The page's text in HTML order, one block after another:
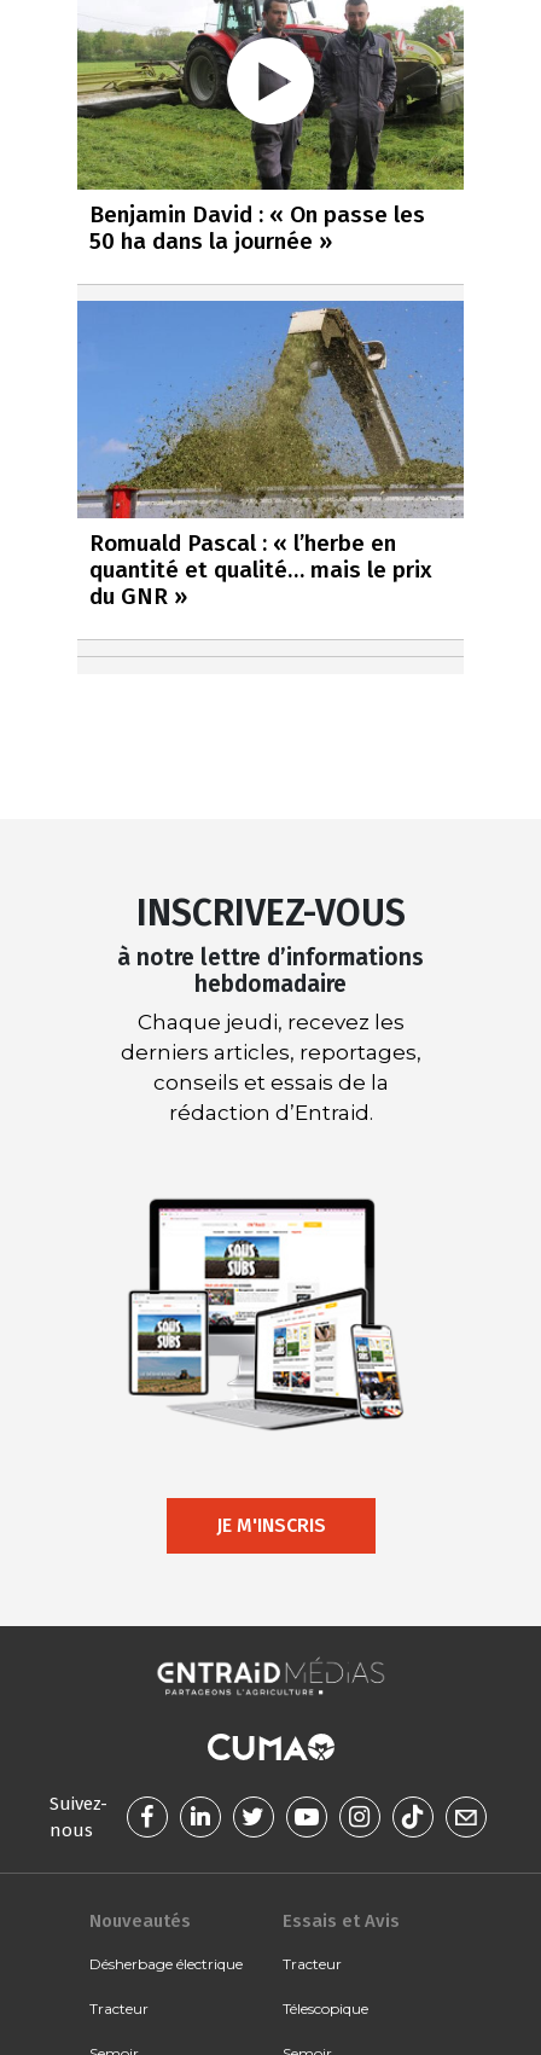
Benjamin David : « On passe les
50 ha dans la journée »
Romuald Pascal : « l’herbe en
quantité et qualité… mais le prix
du GNR »
INSCRIVEZ-VOUS
à notre lettre d’informations
hebdomadaire
Chaque jeudi, recevez les
derniers articles, reportages,
conseils et essais de la
rédaction d’Entraid.
JE M'INSCRIS
Suivez-
nous
Nouveautés
Désherbage électrique
Tracteur
Essais et Avis
Tracteur
Télescopique